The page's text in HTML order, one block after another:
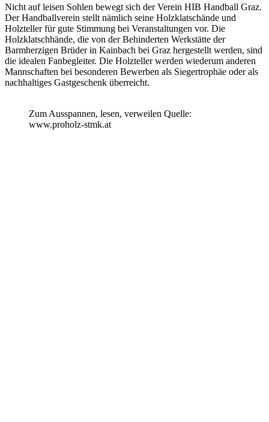
Nicht auf leisen Sohlen bewegt sich der Verein HIB Handball Graz.
Der Handballverein stellt nämlich seine Holzklatschände und
Holzteller für gute Stimmung bei Veranstaltungen vor. Die
Holzklatschhände, die von der Behinderten Werkstätte der
Barmherzigen Brüder in Kainbach bei Graz hergestellt werden, sind
die idealen Fanbegleiter. Die Holzteller werden wiederum anderen
Mannschaften bei besonderen Bewerben als Siegertrophäe oder als
nachhaltiges Gastgeschenk überreicht.
Zum Ausspannen, lesen, verweilen Quelle:
www.proholz-stmk.at